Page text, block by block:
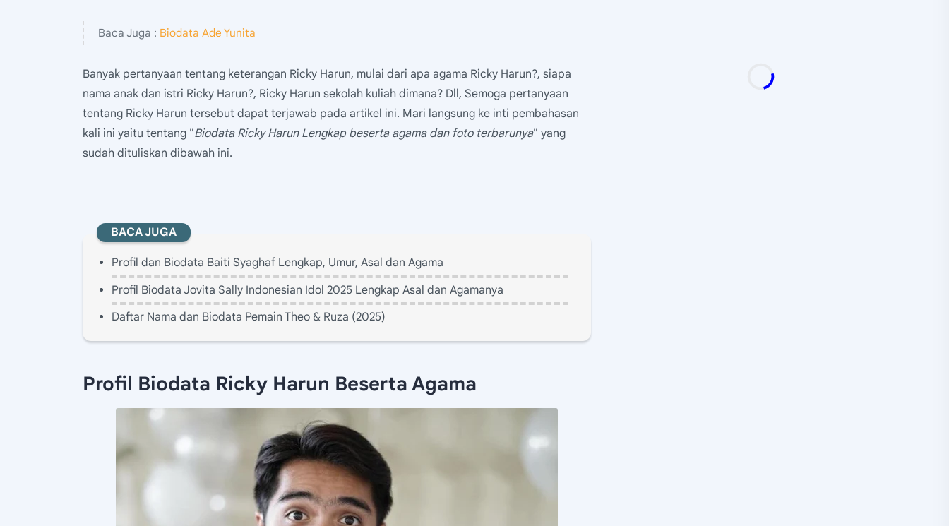
Baca Juga : Biodata Ade Yunita
Banyak pertanyaan tentang keterangan Ricky Harun, mulai dari apa agama Ricky Harun?, siapa
nama anak dan istri Ricky Harun?, Ricky Harun sekolah kuliah dimana? Dll, Semoga pertanyaan
tentang Ricky Harun tersebut dapat terjawab pada artikel ini. Mari langsung ke inti pembahasan
kali ini yaitu tentang "Biodata Ricky Harun Lengkap beserta agama dan foto terbarunya" yang
sudah dituliskan dibawah ini.
BACA JUGA
Profil dan Biodata Baiti Syaghaf Lengkap, Umur, Asal dan Agama
Profil Biodata Jovita Sally Indonesian Idol 2025 Lengkap Asal dan Agamanya
Daftar Nama dan Biodata Pemain Theo & Ruza (2025)
Profil Biodata Ricky Harun Beserta Agama